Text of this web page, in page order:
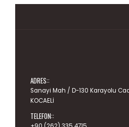
ADRES::
Sanayi Mah / D-130 Karayolu
KOCAELİ
TELEFON::
+90 (262) 335 4715